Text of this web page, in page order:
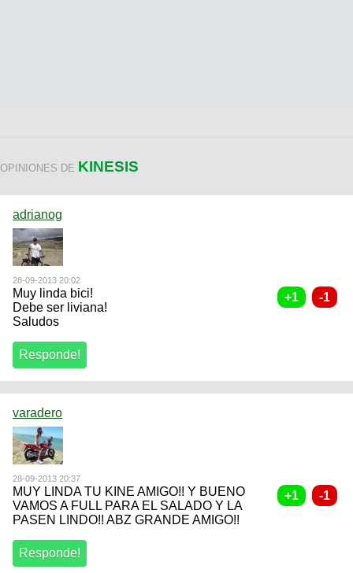
OPINIONES DE KINESIS
adrianog
28-09-2013 20:02
Muy linda bici!
Debe ser liviana!
Saludos
varadero
28-09-2013 20:37
MUY LINDA TU KINE AMIGO!! Y BUENO
VAMOS A FULL PARA EL SALADO Y LA
PASEN LINDO!! ABZ GRANDE AMIGO!!